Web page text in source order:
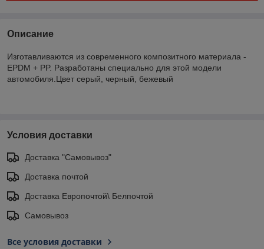
Описание
Изготавливаются из современного композитного материала -
EPDM + PP. Разработаны специально для этой модели
автомобиля.Цвет серый, черный, бежевый
Условия доставки
Доставка "Самовывоз"
Доставка почтой
Доставка Европочтой\ Белпочтой
Самовывоз
Все условия доставки